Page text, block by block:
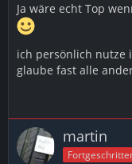
Ja wäre echt Top
ich persönlich nutze
glaube fast alle
martin